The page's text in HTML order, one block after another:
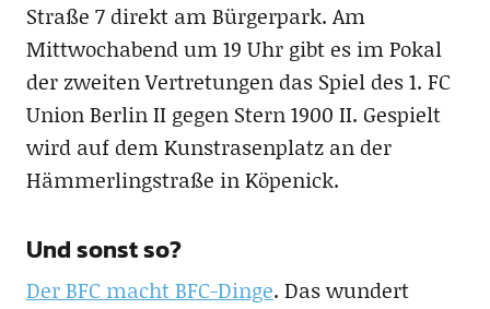
Straße 7 direkt am Bürgerpark. Am
Mittwochabend um 19 Uhr gibt es im Pokal
der zweiten Vertretungen das Spiel des 1. FC
Union Berlin II gegen Stern 1900 II. Gespielt
wird auf dem Kunstrasenplatz an der
Hämmerlingstraße in Köpenick.
Und sonst so?
Der BFC macht BFC-Dinge. Das wundert